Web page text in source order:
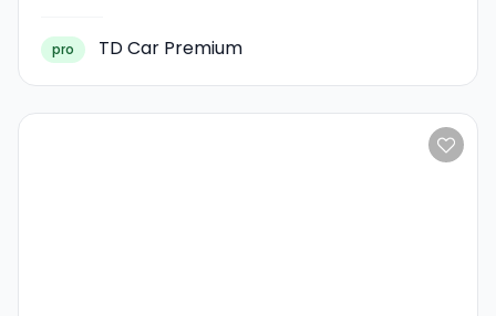
pro TD Car Premium